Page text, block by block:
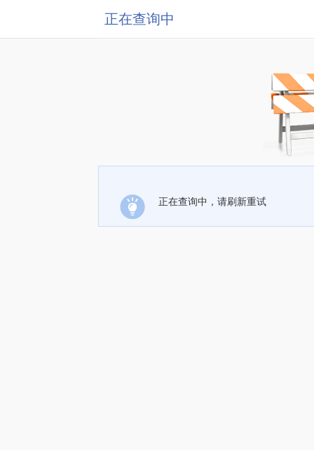
正在查询中
正在查询中，请刷新重试